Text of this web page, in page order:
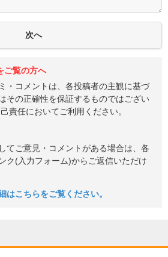
ご覧の方へ
・コメントは、各投稿者の主観に基づ
その正確性を保証するものではござい
責任においてご利用ください。
てご意見・コメントがある場合は、各
ク(入力フォーム)からご返信いただけ
こちらをご覧ください。